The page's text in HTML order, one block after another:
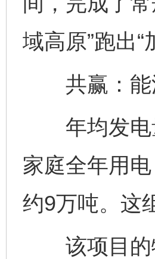
域高原”跑出“
共赢：能
年均发电
家庭全年用
约9万吨。这
该项目的